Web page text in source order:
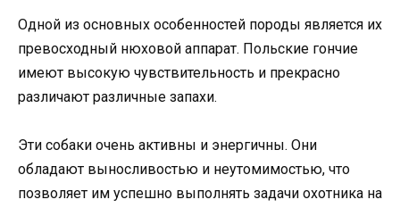
Одной из основных особенностей породы является их
превосходный нюховой аппарат. Польские гончие
имеют высокую чувствительность и прекрасно
различают различные запахи.
Эти собаки очень активны и энергичны. Они
обладают выносливостью и неутомимостью, что
позволяет им успешно выполнять задачи охотника на